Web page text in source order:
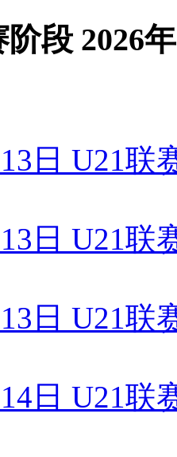
段 2026
日 U21联
日 U21联
日 U21联
日 U21联